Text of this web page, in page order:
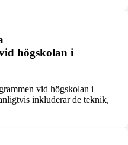
högskolan i
vid högskolan i
inkluderar de teknik,